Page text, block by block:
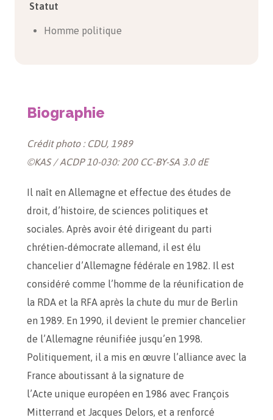
Statut
Homme politique
Biographie
Crédit photo : CDU, 1989
©KAS / ACDP 10-030: 200 CC-BY-SA 3.0 dE
Il naît en Allemagne et effectue des études de
droit, d’histoire, de sciences politiques et
sociales. Après avoir été dirigeant du parti
chrétien-démocrate allemand, il est élu
chancelier d’Allemagne fédérale en 1982. Il est
considéré comme l’homme de la réunification de
la RDA et la RFA après la chute du mur de Berlin
en 1989. En 1990, il devient le premier chancelier
de l’Allemagne réunifiée jusqu’en 1998.
Politiquement, il a mis en œuvre l’alliance avec la
France aboutissant à la signature de
l’Acte unique européen en 1986 avec François
Mitterrand et Jacques Delors, et a renforcé